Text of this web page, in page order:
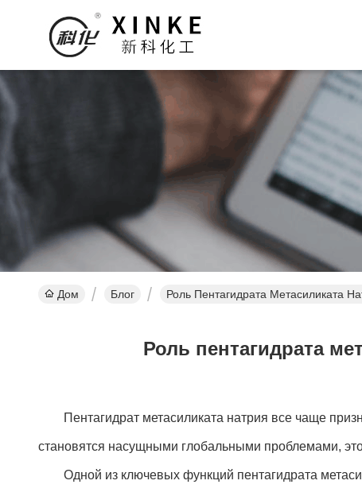
Дом Блог Роль Пентагидрата Метасиликата
Роль пентагидрата
Пентагидрат метасиликата натрия все чаще
становятся насущными глобальными проблемами,
Одной из ключевых функций пентагидрата